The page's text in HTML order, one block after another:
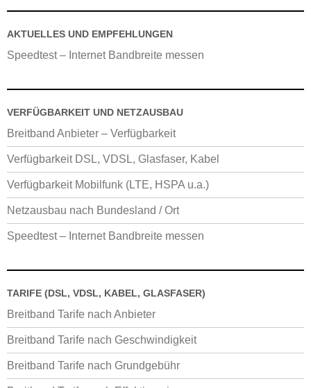
AKTUELLES UND EMPFEHLUNGEN
Speedtest – Internet Bandbreite messen
VERFÜGBARKEIT UND NETZAUSBAU
Breitband Anbieter – Verfügbarkeit
Verfügbarkeit DSL, VDSL, Glasfaser, Kabel
Verfügbarkeit Mobilfunk (LTE, HSPA u.a.)
Netzausbau nach Bundesland / Ort
Speedtest – Internet Bandbreite messen
TARIFE (DSL, VDSL, KABEL, GLASFASER)
Breitband Tarife nach Anbieter
Breitband Tarife nach Geschwindigkeit
Breitband Tarife nach Grundgebühr